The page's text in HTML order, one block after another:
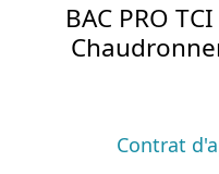
BAC PRO
Contrat